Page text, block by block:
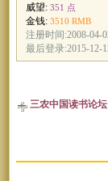
威望: 351 点
金钱: 3510 RMB
注册时间:2008-04-
最后登录:2015-12-
三农中国读书论坛